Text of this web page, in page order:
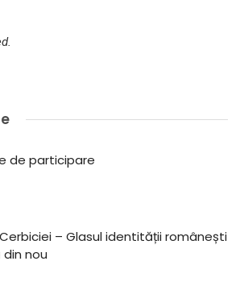
de participare
– Glasul identității românești
nou